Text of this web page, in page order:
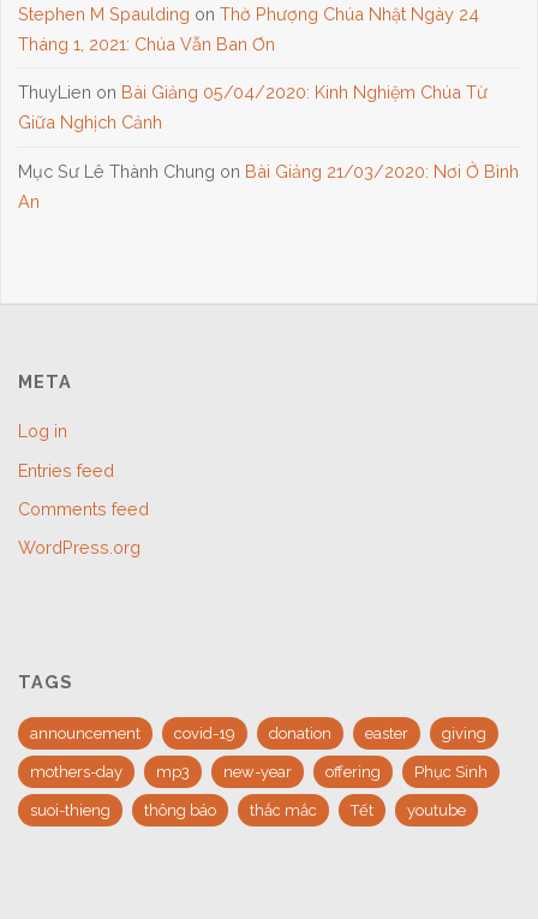
Stephen M Spaulding onThờ Phượng Chúa Nhật Ngày 24
Tháng 1, 2021: Chúa Vẫn Ban Ơn
ThuyLien on Bài Giảng 05/04/2020: Kinh Nghiệm Chúa Từ
Giữa Nghịch Cảnh
Mục Sư Lê Thành Chung on Bài Giảng 21/03/2020: Nơi Ở Bình
An
META
Log in
Entries feed
Comments feed
WordPress.org
TAGS
announcement covid-19 donation easter giving
mothers-day mp3 new-year offering Phục Sinh
suoi-thieng thông báo thắc mắc Tết youtube